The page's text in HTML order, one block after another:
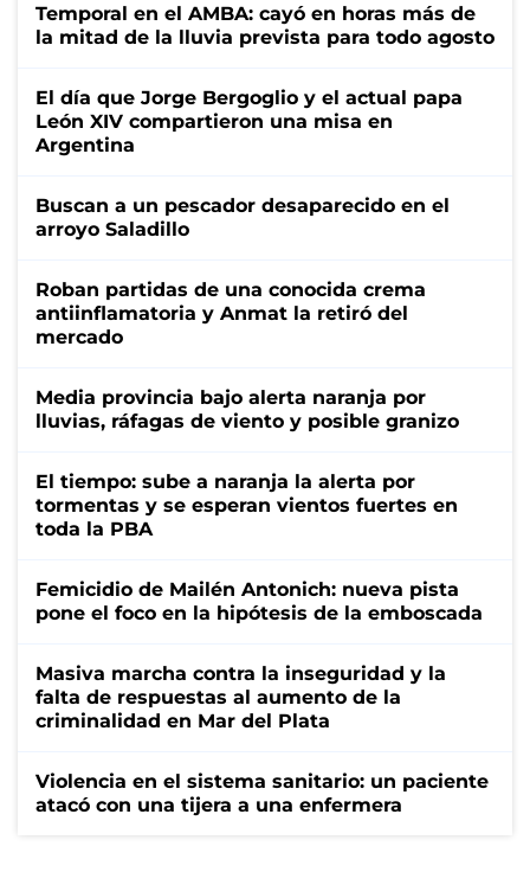
Temporal en el AMBA: cayó en horas más de
la mitad de la lluvia prevista para todo agosto
El día que Jorge Bergoglio y el actual papa
León XIV compartieron una misa en
Argentina
Buscan a un pescador desaparecido en el
arroyo Saladillo
Roban partidas de una conocida crema
antiinflamatoria y Anmat la retiró del
mercado
Media provincia bajo alerta naranja por
lluvias, ráfagas de viento y posible granizo
El tiempo: sube a naranja la alerta por
tormentas y se esperan vientos fuertes en
toda la PBA
Femicidio de Mailén Antonich: nueva pista
pone el foco en la hipótesis de la emboscada
Masiva marcha contra la inseguridad y la
falta de respuestas al aumento de la
criminalidad en Mar del Plata
Violencia en el sistema sanitario: un paciente
atacó con una tijera a una enfermera